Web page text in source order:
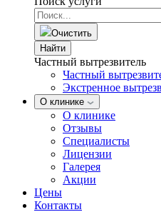
Очистить
Найти
Частный вытрезвитель
Частный
Экстренное
О клинике
О клинике
Отзывы
Специалисты
Лицензии
Галерея
Акции
Цены
Контакты